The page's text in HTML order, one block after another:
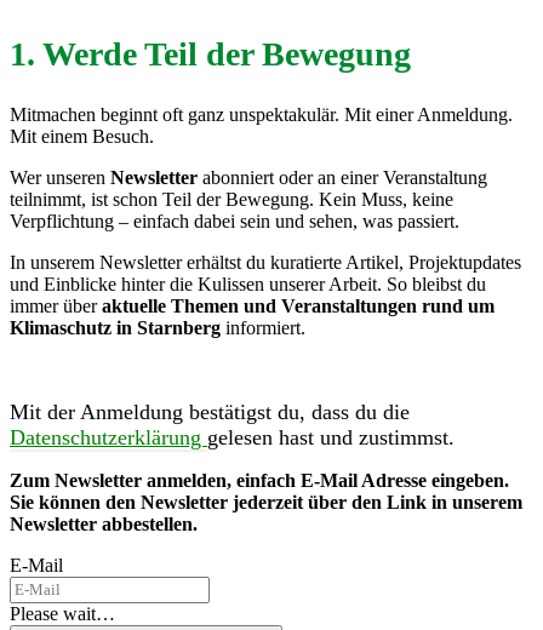
1. Werde Teil der Bewegung
Mitmachen beginnt oft ganz unspektakulär. Mit einer Anmeldung.
Mit einem Besuch.
Wer unseren Newsletter abonniert oder an einer Veranstaltung
teilnimmt, ist schon Teil der Bewegung. Kein Muss, keine
Verpflichtung – einfach dabei sein und sehen, was passiert.
In unserem Newsletter erhältst du kuratierte Artikel, Projektupdates
und Einblicke hinter die Kulissen unserer Arbeit. So bleibst du
immer überaktuelle Themen und Veranstaltungen rund um
Klimaschutz in Starnberg informiert.
Mit der Anmeldung bestätigst du, dass du die
Datenschutzerklärung gelesen hast und zustimmst.
Zum Newsletter anmelden, einfach E-Mail Adresse eingeben.
Sie können den Newsletter jederzeit über den Link in unserem
Newsletter abbestellen.
E-Mail
Please wait…